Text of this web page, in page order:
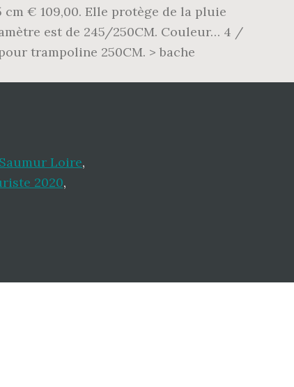
€ 109,00. Elle protège de la pluie
est de 245/250CM. Couleur… 4 /
trampoline 250CM. > bache
Loire,
2020,